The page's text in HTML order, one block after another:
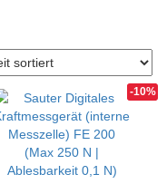
g
o
Beliebtheit sortiert
-10%